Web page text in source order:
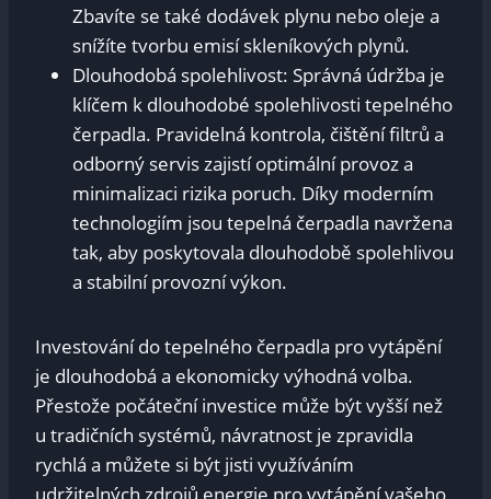
Zbavíte se také dodávek plynu nebo oleje a
snížíte tvorbu emisí skleníkových plynů.
Dlouhodobá spolehlivost: Správná údržba je
klíčem k dlouhodobé spolehlivosti tepelného
čerpadla. Pravidelná kontrola, čištění filtrů a
odborný servis zajistí optimální provoz a
minimalizaci rizika poruch. Díky moderním
technologiím jsou tepelná čerpadla navržena
tak, aby poskytovala dlouhodobě spolehlivou
a stabilní provozní výkon.
Investování do tepelného čerpadla pro vytápění
je dlouhodobá a ekonomicky výhodná volba.
Přestože počáteční investice může být vyšší než
u tradičních systémů, návratnost je zpravidla
rychlá a můžete si být jisti využíváním